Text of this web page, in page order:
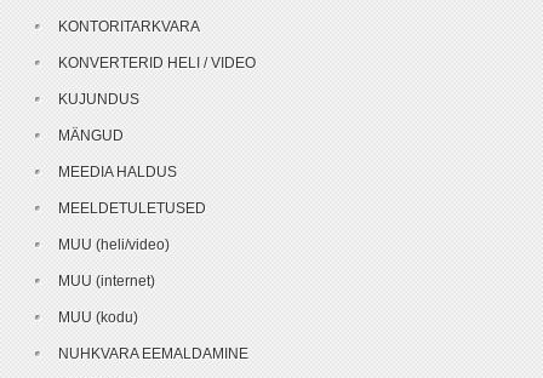
KONTORITARKVARA
KONVERTERID HELI / VIDEO
KUJUNDUS
MÄNGUD
MEEDIA HALDUS
MEELDETULETUSED
MUU (heli/video)
MUU (internet)
MUU (kodu)
NUHKVARA EEMALDAMINE